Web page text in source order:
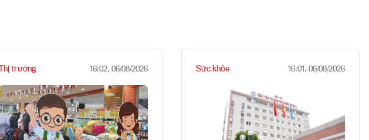
Thị trường 16:02, 06/08/2026 Sức khỏe 16:01, 06/08/2026